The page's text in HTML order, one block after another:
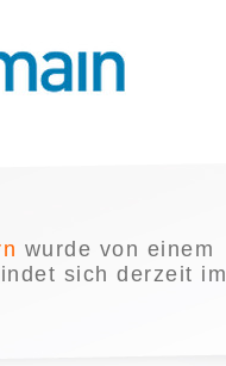
wurde von einem
sich derzeit